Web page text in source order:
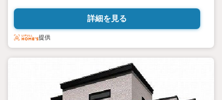
7分、中学校徒歩5分！9年間の通学も安心。・幼保や複数のクリ
ニックが徒歩10分圏内。・浜寺公園徒歩10分。プールなど家族で
レジャーも。 ●総8区画の新街区！・街区内は通り抜けができず、
通行量が抑えられ落ち着いた住環境。・地盤保証システム「ジャパ
ンホームシールド20年保証」や制震システムなど、安心が続く住
まいづくり。
詳細を見る
提供